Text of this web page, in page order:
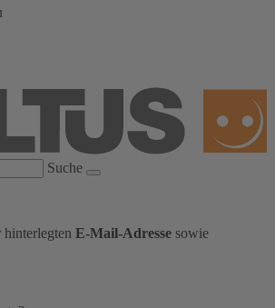
Suche
E-Mail-Adresse sowie